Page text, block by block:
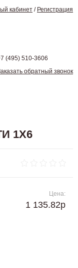
кабинет / Регистрация
(495) 510-3606
обратный звонок
1Х6
Цена:
1 135.82р